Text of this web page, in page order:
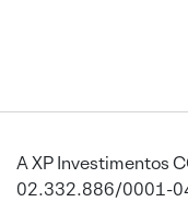
A XP Investimentos
02.332.886/0001-